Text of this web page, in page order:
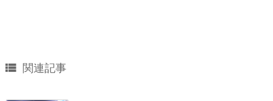
 関連記事